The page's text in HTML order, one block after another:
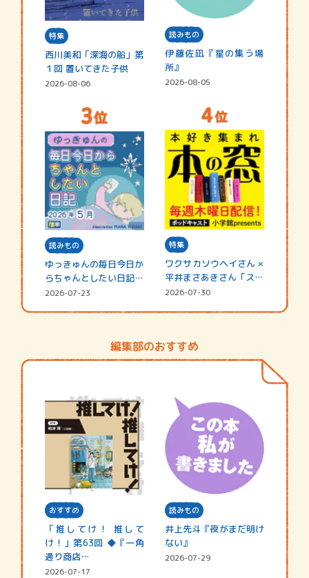
特集
西川美和「深海の船」第
１回 置いてきた子供
2026-08-06
読みもの
伊藤佐凪『星の集う場
所』
2026-08-05
読みもの
ゆっきゅんの毎日今日か
らちゃんとしたい日記
☆202…
2026-07-23
特集
ワクサカソウヘイさん ×
平井まさあきさん「スペ
シャ…
2026-07-30
編集部のおすすめ
おすすめ
「推してけ！ 推して
け！」第63回 ◆『一角
通り商店…
2026-07-17
読みもの
井上先斗『夜がまだ明け
ない』
2026-07-29